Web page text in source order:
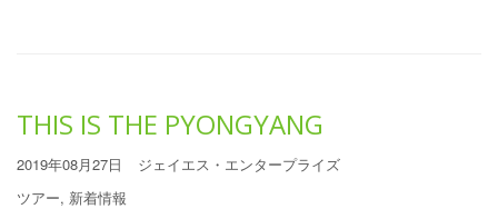
THIS IS THE PYONGYANG
2019年08月27日
ジェイエス・エンタープライズ
ツアー, 新着情報